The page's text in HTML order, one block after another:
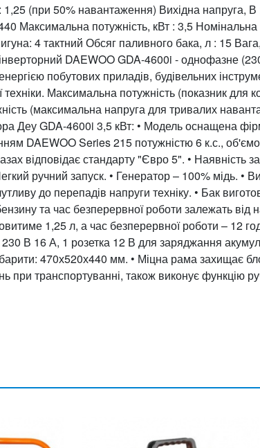
1,25 (при 50% навантаження) Вихідна напруга,
Максимальна потужність, кВт : 3,5 Номінальна
4 тактний Обсяг паливного бака, л : 15
DAEWOO GDA-4600i - однофазне
побутових приладів, будівельних
Максимальна потужність (показник для
(максимальна напруга для тривалих
Деу GDA-4600i 3,5 кВт: • Модель оснащена
DAEWOO Series 215 потужністю 6 к.с.,
відповідає стандарту "Євро 5". • Наявність
ручний запуск. • Генератор – 100% мідь. •
до перепадів напруги техніку. • Бак
та час безперервної роботи залежать
1,25 л, а час безперервної роботи – 12
230 В 16 А, 1 розетка 12 В для заряджання
470х520х440 мм. • Міцна рама захищає
при транспортуванні, також виконує функцію